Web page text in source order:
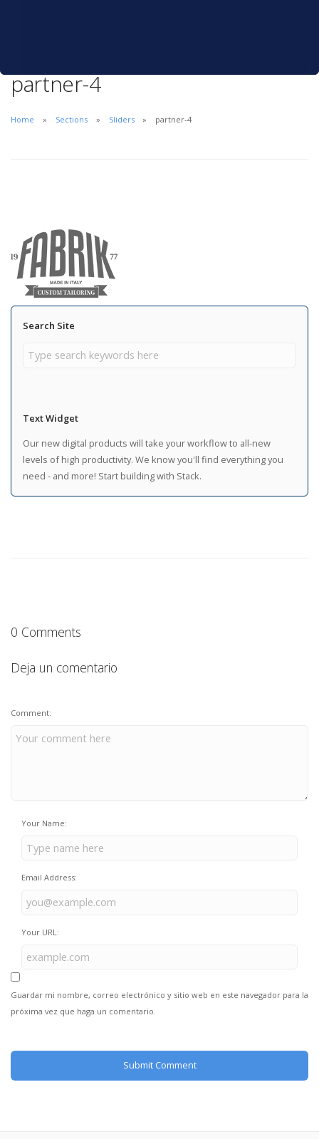
partner-4
Home Sections Sliders partner-4
Search Site
Text Widget
Our new digital products will take your workflow to all-new
levels of high productivity. We know you'll find everything you
need - and more! Start building with Stack.
0 Comments
Deja un comentario
Comment:
Your Name:
Email Address:
Your URL:
Guardar mi nombre, correo electrónico y sitio web en este navegador para la
próxima vez que haga un comentario.